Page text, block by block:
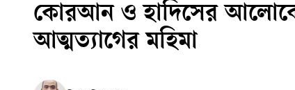
কোরআন ও হাদিসের আলোকে
আত্মত্যাগের মহিমা